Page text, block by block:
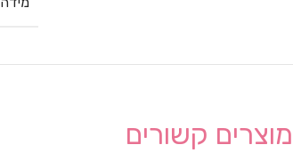
מוצרים קשורים